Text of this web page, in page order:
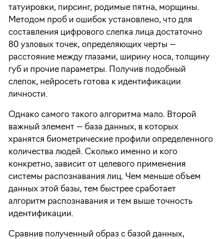
татуировки, пирсинг, родимые пятна, морщины.
Методом проб и ошибок установлено, что для
составления цифрового слепка лица достаточно
80 узловых точек, определяющих черты —
расстояние между глазами, ширину носа, толщину
губ и прочие параметры. Получив подобный
слепок, нейросеть готова к идентификации
личности.
Однако самого такого алгоритма мало. Второй
важный элемент — база данных, в которых
хранятся биометрические профили определенного
количества людей. Сколько именно и кого
конкретно, зависит от целевого применения
системы распознавания лиц. Чем меньше объем
данных этой базы, тем быстрее сработает
алгоритм распознавания и тем выше точность
идентификации.
Сравнив полученный образ с базой данных,